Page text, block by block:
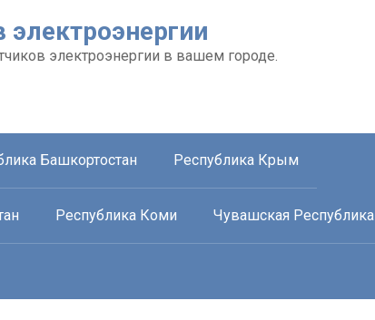
электроэнергии
электроэнергии в вашем городе.
Башкортостан Республика Крым
Республика Коми Чувашская Республика